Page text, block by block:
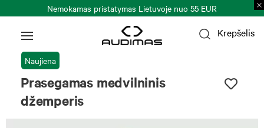
Nemokamas pristatymas Lietuvoje nuo 55 EUR
Krepšelis
Naujiena
Prasegamas medvilninis
džemperis